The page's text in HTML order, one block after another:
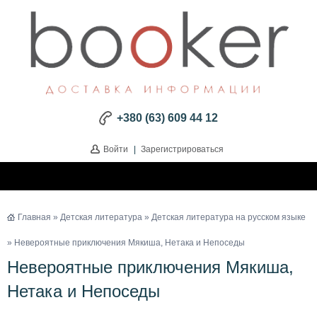
+380 (63) 609 44 12
Войти | Зарегистрироваться
Главная » Детская литература » Детская литература на русском языке
» Невероятные приключения Мякиша, Нетака и Непоседы
Невероятные приключения Мякиша,
Нетака и Непоседы